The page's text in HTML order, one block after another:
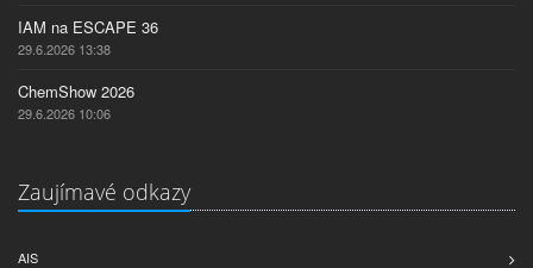
IAM na ESCAPE 36
29.6.2026 13:38
ChemShow 2026
29.6.2026 10:06
Zaujímavé odkazy
AIS